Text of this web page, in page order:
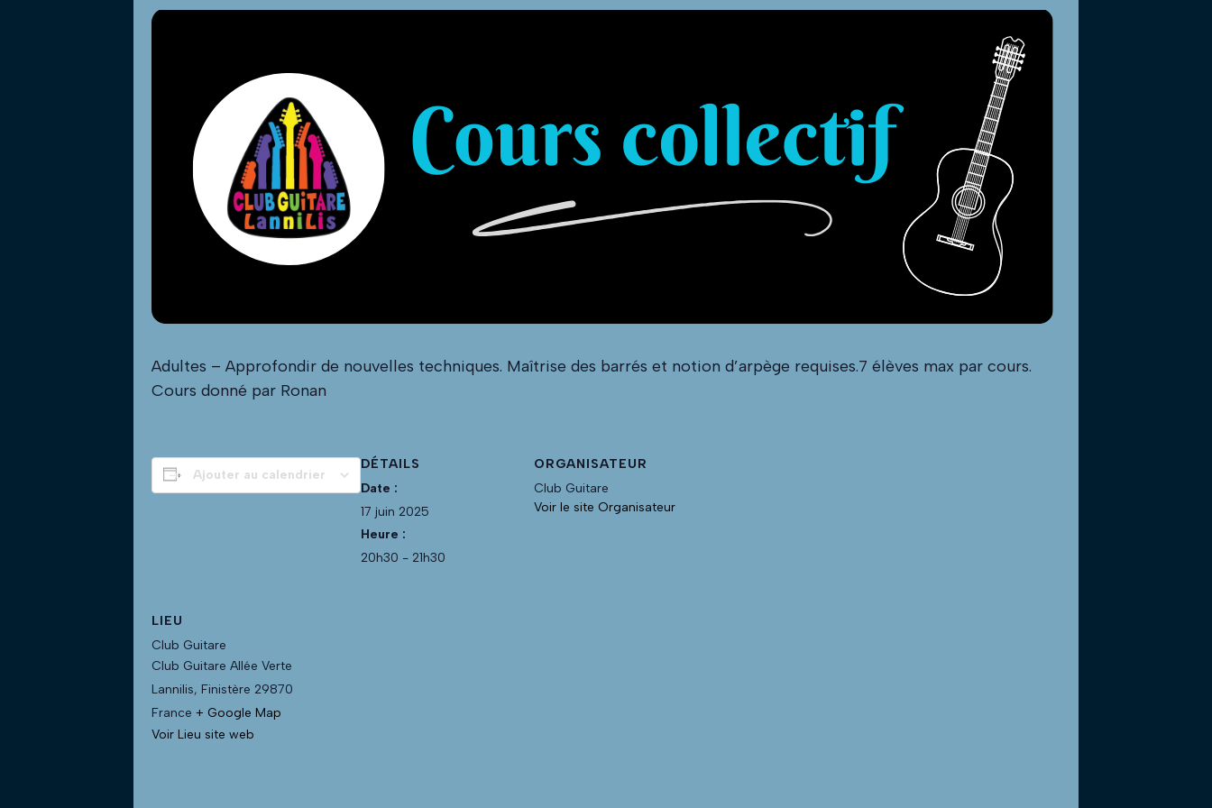
Adultes – Approfondir de nouvelles techniques. Maîtrise des barrés et notion d’arpège requises.7 élèves max par cours.
Cours donné par Ronan
Ajouter au calendrier
DÉTAILS
Date :
17 juin 2025
Heure :
20h30 - 21h30
ORGANISATEUR
Club Guitare
Voir le site Organisateur
LIEU
Club Guitare
Club Guitare Allée Verte
Lannilis, Finistère 29870
France + Google Map
Voir Lieu site web